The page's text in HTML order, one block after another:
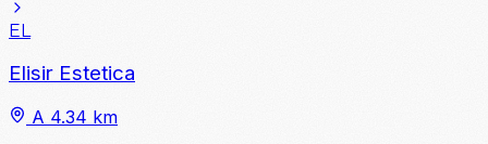
EL
Elisir Estetica
A 4.34 km